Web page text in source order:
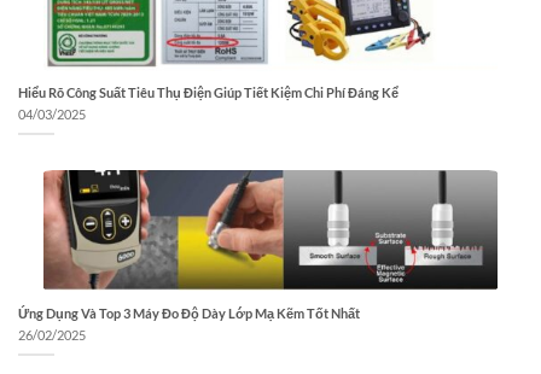
Hiểu Rõ Công Suất Tiêu Thụ Điện Giúp Tiết Kiệm Chi Phí Đáng Kể
04/03/2025
Ứng Dụng Và Top 3 Máy Đo Độ Dày Lớp Mạ Kẽm Tốt Nhất
26/02/2025